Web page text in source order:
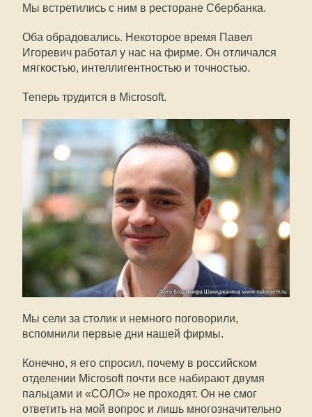
Мы встретились с ним в ресторане Сбербанка.
Оба обрадовались. Некоторое время Павел
Игоревич работал у нас на фирме. Он отличался
мягкостью, интеллигентностью и точностью.
Теперь трудится в Microsoft.
Мы сели за столик и немного поговорили,
вспомнили первые дни нашей фирмы.
Конечно, я его спросил, почему в российском
отделении Microsoft почти все набирают двумя
пальцами и «СОЛО» не проходят. Он не смог
ответить на мой вопрос и лишь многозначительно